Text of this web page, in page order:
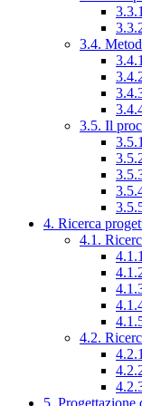
3.4.
3.5. Il
4. Ricerca
4.1.
4.2.
5. Progettazione